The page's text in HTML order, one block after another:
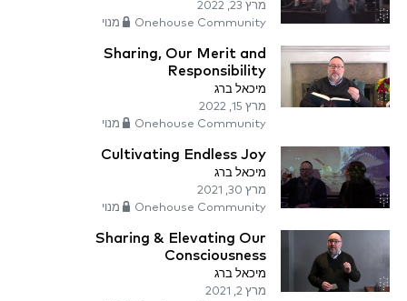
מרץ 23, 2022
Onehouse Community מנוי
Sharing, Our Merit and
Responsibility
מיכאל ברג
מרץ 15, 2022
Onehouse Community מנוי
Cultivating Endless Joy
מיכאל ברג
מרץ 30, 2021
Onehouse Community מנוי
Sharing & Elevating Our
Consciousness
מיכאל ברג
מרץ 2, 2021